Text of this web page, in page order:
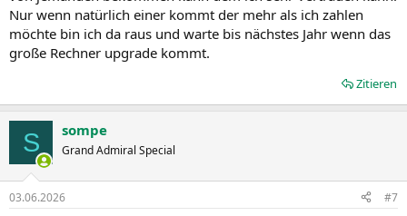
Nur wenn natürlich einer kommt der mehr als ich zahlen
möchte bin ich da raus und warte bis nächstes Jahr wenn das
große Rechner upgrade kommt.
Zitieren
S sompe
Grand Admiral Special
03.06.2026 #7